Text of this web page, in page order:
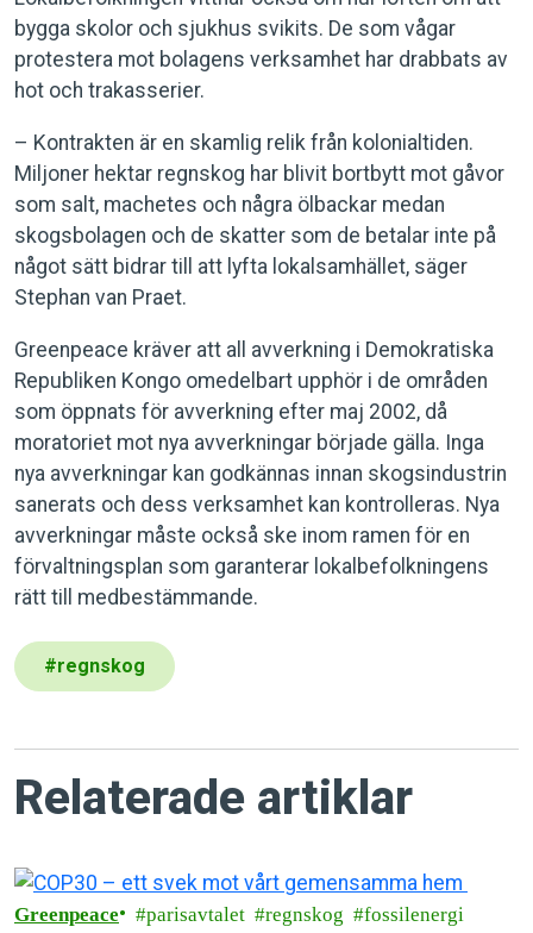
bygga skolor och sjukhus svikits. De som vågar
protestera mot bolagens verksamhet har drabbats av
hot och trakasserier.
– Kontrakten är en skamlig relik från kolonialtiden.
Miljoner hektar regnskog har blivit bortbytt mot gåvor
som salt, machetes och några ölbackar medan
skogsbolagen och de skatter som de betalar inte på
något sätt bidrar till att lyfta lokalsamhället, säger
Stephan van Praet.
Greenpeace kräver att all avverkning i Demokratiska
Republiken Kongo omedelbart upphör i de områden
som öppnats för avverkning efter maj 2002, då
moratoriet mot nya avverkningar började gälla. Inga
nya avverkningar kan godkännas innan skogsindustrin
sanerats och dess verksamhet kan kontrolleras. Nya
avverkningar måste också ske inom ramen för en
förvaltningsplan som garanterar lokalbefolkningens
rätt till medbestämmande.
#regnskog
Relaterade artiklar
Greenpeace parisavtalet regnskog
fossilenergi